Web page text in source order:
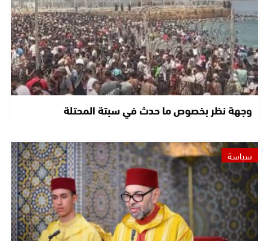
وجهة نظر بخصوص ما حدث في سبتة المحتلة
سياسة